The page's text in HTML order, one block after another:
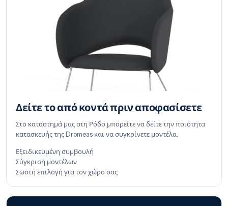
Δείτε το από κοντά πριν αποφασίσετε
Στο κατάστημά μας στη Ρόδο μπορείτε να δείτε την ποιότητα
κατασκευής της Dromeas και να συγκρίνετε μοντέλα.
Εξειδικευμένη συμβουλή
Σύγκριση μοντέλων
Σωστή επιλογή για τον χώρο σας